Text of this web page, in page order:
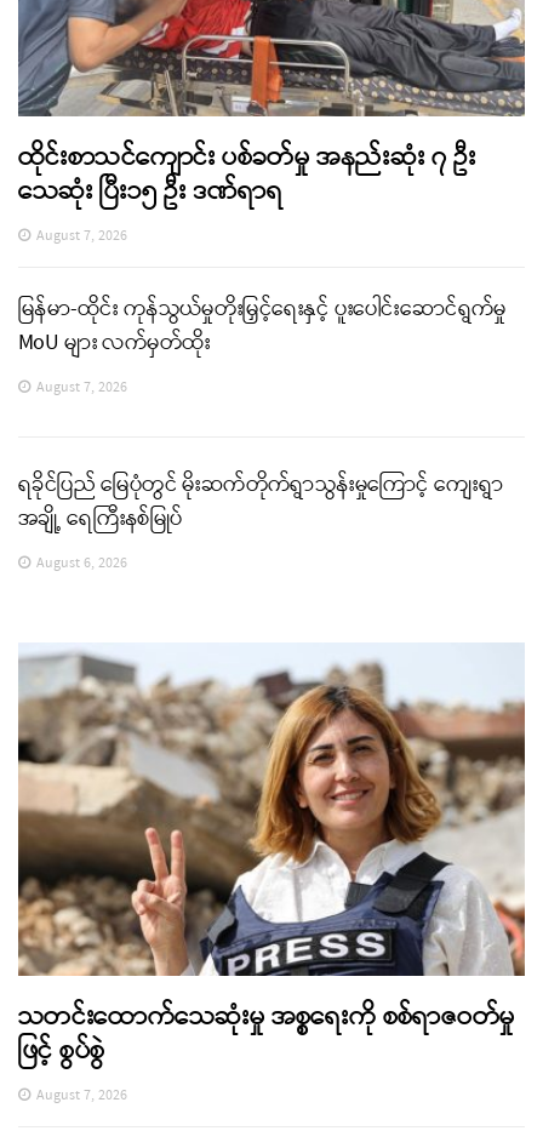
ထိုင်းစာသင်ကျောင်း ပစ်ခတ်မှု အနည်းဆုံး ၇ ဦး
သေဆုံး ပြီး၁၅ ဦး ဒဏ်ရာရ
August 7, 2026
မြန်မာ-ထိုင်း ကုန်သွယ်မှုတိုးမြှင့်ရေးနှင့် ပူးပေါင်းဆောင်ရွက်မှု
MoU များ လက်မှတ်ထိုး
August 7, 2026
ရခိုင်ပြည် မြေပုံတွင် မိုးဆက်တိုက်ရွာသွန်းမှုကြောင့် ကျေးရွာ
အချို့ ရေကြီးနစ်မြုပ်
August 6, 2026
သတင်းထောက်သေဆုံးမှု အစ္စရေးကို စစ်ရာဇဝတ်မှု
ဖြင့် စွပ်စွဲ
August 7, 2026